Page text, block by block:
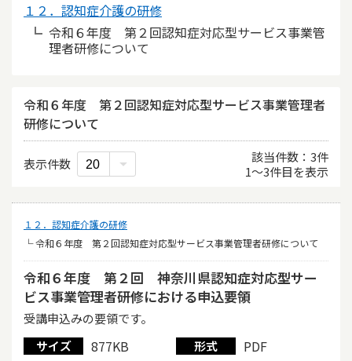
１２．認知症介護の研修
令和６年度 第２回認知症対応型サービス事業管
理者研修について
令和６年度 第２回認知症対応型サービス事業管理者
研修について
表示件数 1〜3件目を表示
該当件数 3件
１２．認知症介護の研修
└ 令和６年度 第２回認知症対応型サービス事業管理者研修について
令和６年度 第２回 神奈川県認知症対応型サー
ビス事業管理者研修における申込要領
受講申込みの要領です。
サイズ
877KB 形式 PDF